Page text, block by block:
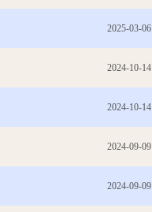
2025-03-06
2024-10-14
2024-10-14
2024-09-09
2024-09-09